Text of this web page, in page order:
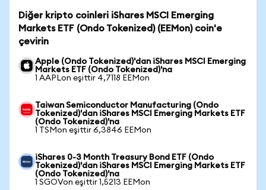
Diğer kripto coinleri iShares MSCI Emerging
Markets ETF (Ondo Tokenized) (EEMon) coin'e
çevirin
Apple (Ondo Tokenized)'dan iShares MSCI Emerging
Markets ETF (Ondo Tokenized)'na
1 AAPLon eşittir 4,7118 EEMon
Taiwan Semiconductor Manufacturing (Ondo
Tokenized)'dan iShares MSCI Emerging Markets ETF
(Ondo Tokenized)'na
1 TSMon eşittir 6,3846 EEMon
iShares 0-3 Month Treasury Bond ETF (Ondo
Tokenized)'dan iShares MSCI Emerging Markets ETF
(Ondo Tokenized)'na
1 SGOVon eşittir 1,5213 EEMon